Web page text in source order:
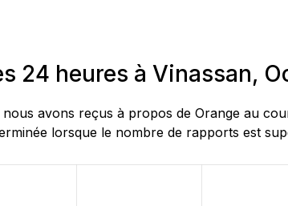
24 heures à Vinassan,
avons reçus à propos de Orange au
lorsque le nombre de rapports est